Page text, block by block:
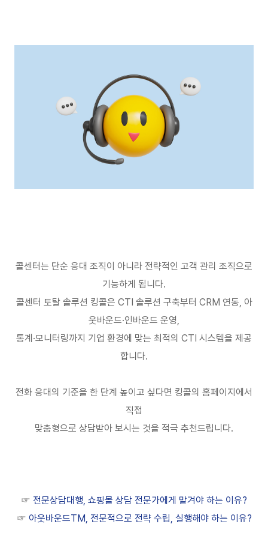
콜센터는 단순 응대 조직이 아니라 전략적인 고객 관리 조직으로
기능하게 됩니다.
콜센터 토탈 솔루션 킹콜은 CTI 솔루션 구축부터 CRM 연동, 아
웃바운드·인바운드 운영,
통계 ·모니터링까지 기업 환경에 맞는 최적의 CTI 시스템을 제공
합니다.
전화 응대의 기준을 한 단계 높이고 싶다면 킹콜의 홈페이지에서
직접
맞춤형으로 상담받아 보시는 것을 적극 추천드립니다.
☞ 전문상담대행, 쇼핑몰 상담 전문가에게 맡겨야 하는 이유?
☞ 아웃바운드TM, 전문적으로 전략 수립, 실행해야 하는 이유?